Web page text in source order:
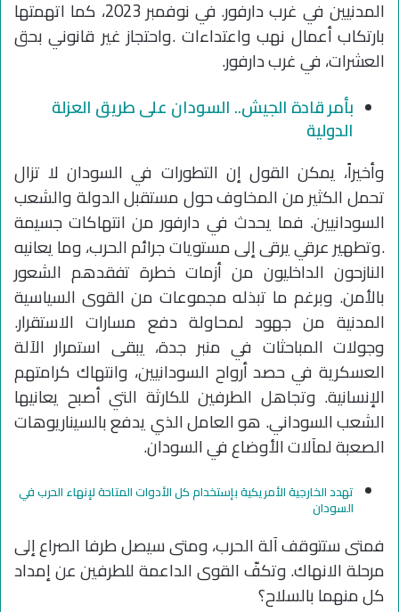
المدنيين في غرب دارفور. في نوفمبر 2023، كما اتهمتها
بارتكاب أعمال نهب واعتداءات .واحتجاز غير قانوني بحق
العشرات، في غرب دارفور.
بأمر قادة الجيش.. السودان على طريق العزلة
الدولية
وأخيراً، يمكن القول إن التطورات في السودان لا تزال
تحمل الكثير من المخاوف حول مستقبل الدولة والشعب
السودانيين. فما يحدث في دارفور من انتهاكات جسيمة
.وتطهير عرقي يرقى إلى مستويات جرائم الحرب، وما يعانيه
النازحون الداخليون من أزمات خطرة تفقدهم الشعور
بالأمن. وبرغم ما تبذله مجموعات من القوى السياسية
المدنية من جهود لمحاولة دفع مسارات الاستقرار.
وجولات المباحثات في منبر جدة، يبقى استمرار الآلة
العسكرية في حصد أرواح السودانيين، وانتهاك كرامتهم
الإنسانية. وتجاهل الطرفين للكارثة التي أصبح يعانيها
الشعب السوداني. هو العامل الذي يدفع بالسيناريوهات
الصعبة لمآلات الأوضاع في السودان.
تهدد الخارجية الأمريكية بإستخدام كل الأدوات المتاحة لإنهاء الحرب في
السودان
فمتى ستتوقف آلة الحرب، ومتى سيصل طرفا الصراع إلى
مرحلة الانهاك. وتكفّ القوى الداعمة للطرفين عن إمداد
كل منهما بالسلاح؟